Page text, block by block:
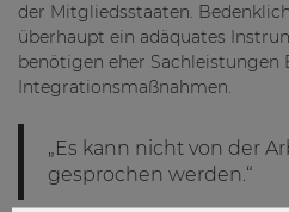
der Mitgliedsstaaten.
überhaupt ein adäquates
benötigen eher Sachleistungen
Integrationsmaßnahmen.
„Es kann nicht von der
gesprochen werden.“